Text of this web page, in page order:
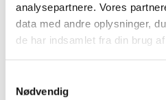
analysepartnere. Vores
data med andre oplysninger,
de har indsamlet fra din brug
Nødvendig